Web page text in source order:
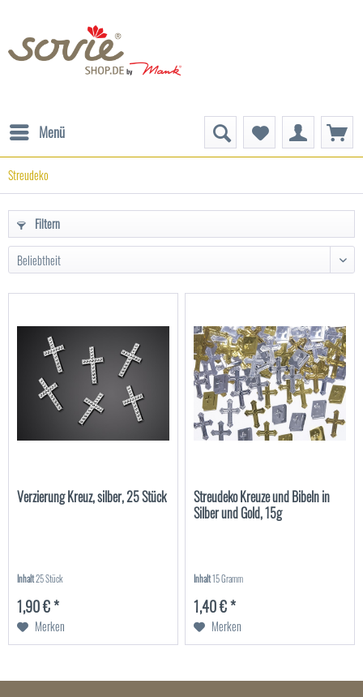
Menü
Streudeko
Filtern
Verzierung Kreuz, silber, 25 Stück
Inhalt25 Stück
1,90 € *
Merken
Streudeko Kreuze und Bibeln in
Silber und Gold, 15g
Inhalt15 Gramm
1,40 € *
Merken